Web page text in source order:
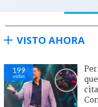
VISTO AHORA
199
visitas